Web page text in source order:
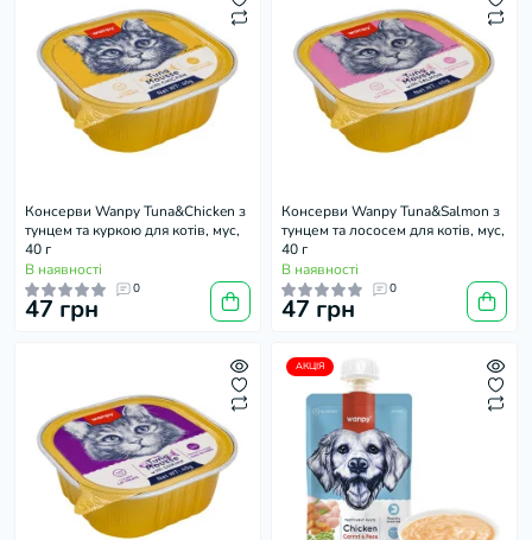
Консерви Wanpy Tuna&Chicken з
тунцем та куркою для котів, мус,
40 г
В наявності
0
47 грн
Консерви Wanpy Tuna&Salmon з
тунцем та лососем для котів, мус,
40 г
В наявності
0
47 грн
АКЦІЯ